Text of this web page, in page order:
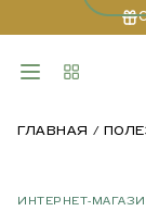
ГЛАВНАЯ
ИНТЕРНЕТ-